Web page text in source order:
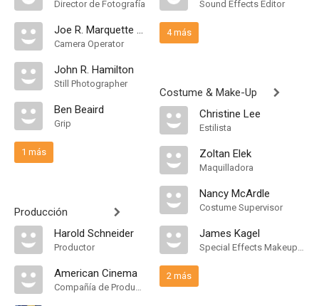
Director de Fotografía
Joe R. Marquette Jr.
Camera Operator
John R. Hamilton
Still Photographer
Ben Beaird
Grip
1 más
Producción
Harold Schneider
Productor
American Cinema
Compañía de Produccion
Sound Effects Editor
4 más
Costume & Make-Up
Christine Lee
Estilista
Zoltan Elek
Maquilladora
Nancy McArdle
Costume Supervisor
James Kagel
Special Effects Makeup Artist
2 más